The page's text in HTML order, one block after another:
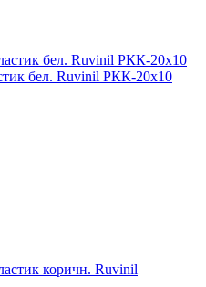
бел. Ruvinil РКК-20х10